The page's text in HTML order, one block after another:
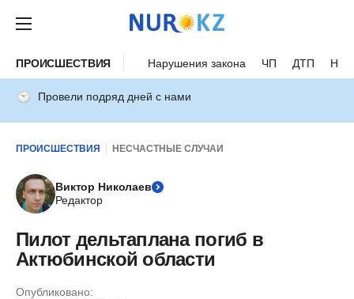
ПРОИСШЕСТВИЯ Нарушения закона ЧП ДТП
Провели подряд дней с нами
ПРОИСШЕСТВИЯ НЕСЧАСТНЫЕ СЛУЧАИ
Виктор Николаев
Редактор
Пилот дельтаплана погиб в
Актюбинской области
Опубликовано: